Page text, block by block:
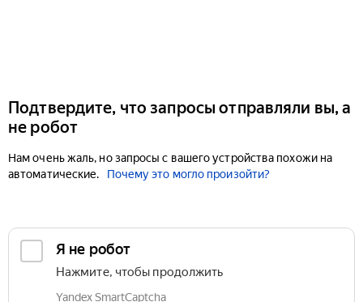
Подтвердите, что запросы отправляли вы, а
не робот
Нам очень жаль, но запросы с вашего устройства похожи на
автоматические.
Почему это могло произойти?